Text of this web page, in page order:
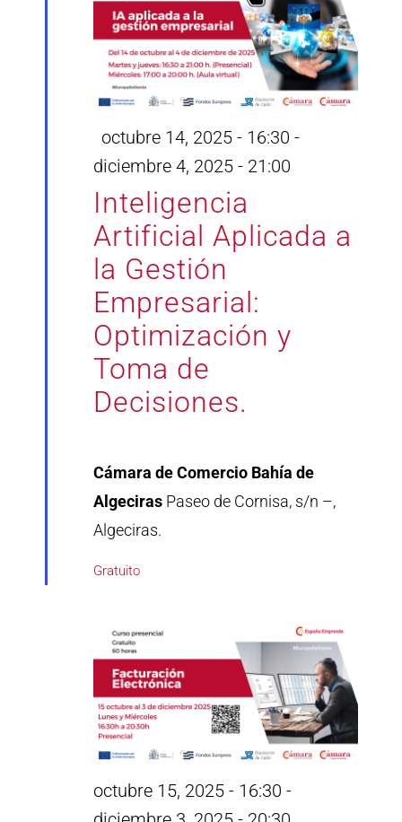
Inteligencia
Artificial Aplicada a
la Gestión
Empresarial:
Optimización y
Toma de
Decisiones.
Destacado
octubre 14, 2025 - 16:30 -
diciembre 4, 2025 - 21:00
Cámara de Comercio Bahía de
Algeciras Paseo de Cornisa, s/n –,
Algeciras.
Gratuito
octubre 15, 2025 - 16:30 -